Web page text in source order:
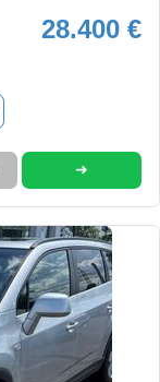
28.400 €
➜